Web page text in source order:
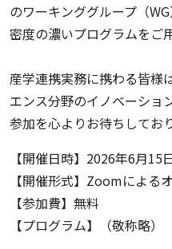
のワーキンググループ（
密度の濃いプログラムをご
産学連携実務に携わる皆様
エンス分野のイノベーショ
参加を心よりお待ちしてお
【開催日時】2026年6月
【開催形式】Zoomによる
【参加費】無料
【プログラム】（敬称略）